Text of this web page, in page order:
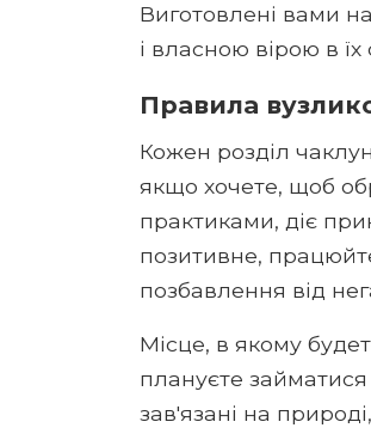
Виготовлені вами
і власною вірою в їх
Правила
Кожен розділ
якщо хочете, щоб
практиками, діє
позитивне,
позбавлення від
Місце, в якому
плануєте
зав'язані на